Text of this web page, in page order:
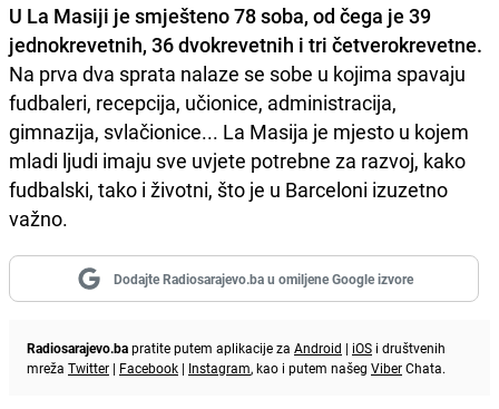
U La Masiji je smješteno 78 soba, od čega je 39
jednokrevetnih, 36 dvokrevetnih i tri četverokrevetne.
Na prva dva sprata nalaze se sobe u kojima spavaju
fudbaleri, recepcija, učionice, administracija,
gimnazija, svlačionice... La Masija je mjesto u kojem
mladi ljudi imaju sve uvjete potrebne za razvoj, kako
fudbalski, tako i životni, što je u Barceloni izuzetno
važno.
Dodajte Radiosarajevo.ba u omiljene Google izvore
Radiosarajevo.bapratite putem aplikacije za Android | iOS i društvenih
mreža Twitter | Facebook | Instagram, kao i putem našeg ViberChata.